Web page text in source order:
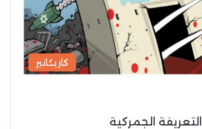
كاريكاتير
التعريفة الجمركية